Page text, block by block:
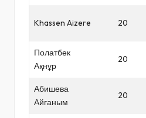
Khassen Aizere 20
Полатбек
Ақнұр
20
Абишева
Айганым
20